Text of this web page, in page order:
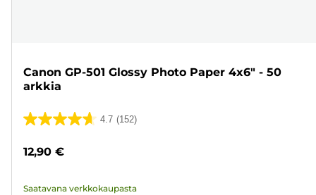
Canon GP-501 Glossy Photo Paper 4x6" - 50
arkkia
4.7 (152)
4.7/5
152
12,90 €
Saatavana verkkokaupasta